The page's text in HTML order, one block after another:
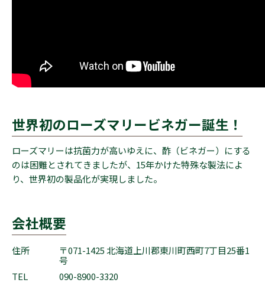
世界初のローズマリービネガー誕生！
ローズマリーは抗菌力が高いゆえに、酢（ビネガー）にする
のは困難とされてきましたが、15年かけた特殊な製法によ
り、世界初の製品化が実現しました。
会社概要
住所
〒071-1425 北海道上川郡東川町西町7丁目25番1
号
TEL
090-8900-3320